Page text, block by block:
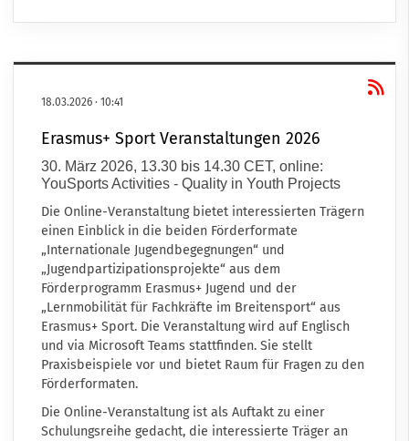
18.03.2026 · 10:41
Erasmus+ Sport Veranstaltungen 2026
30. März 2026, 13.30 bis 14.30 CET, online:
YouSports Activities - Quality in Youth Projects
Die Online-Veranstaltung bietet interessierten Trägern
einen Einblick in die beiden Förderformate
„Internationale Jugendbegegnungen“ und
„Jugendpartizipationsprojekte“ aus dem
Förderprogramm Erasmus+ Jugend und der
„Lernmobilität für Fachkräfte im Breitensport“ aus
Erasmus+ Sport. Die Veranstaltung wird auf Englisch
und via Microsoft Teams stattfinden. Sie stellt
Praxisbeispiele vor und bietet Raum für Fragen zu den
Förderformaten.
Die Online-Veranstaltung ist als Auftakt zu einer
Schulungsreihe gedacht, die interessierte Träger an